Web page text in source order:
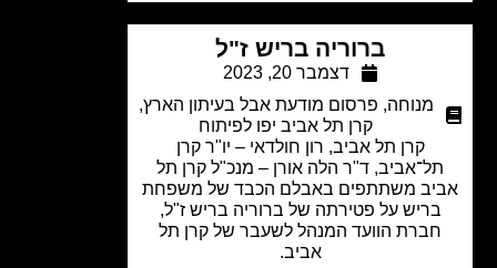
ברוריה בריש ז"ל
דצמבר 20, 2023
מנוחה
פרסום מודעת אבל בעיתון הארץ,
קרן תל אביב יפו לפיתוח
קרן תל אביב, רון חולדאי – יו"ר קרן
ד"ר הלה אורן – מנכ"ל קרן תל
משתתפים באבלם הכבד של משפחת
על פטירתה של ברוריה בריש ז"ל,
הוועד המנהל לשעבר של קרן תל